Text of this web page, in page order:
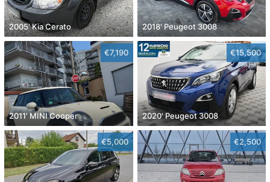
2005' Kia Cerato 2018' Peugeot 3008
€7,190
2011' MINI Cooper
€15,500
2020' Peugeot 3008
€5,000 €2,500